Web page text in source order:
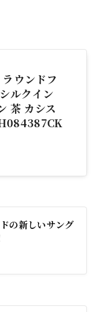
ウンドフ
ルクイン
茶 カシス
の新しいサング